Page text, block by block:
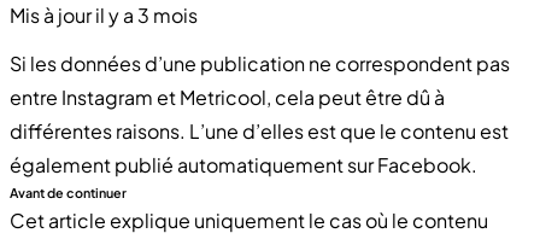
Mis à jour il y a 3 mois
Si les données d’une publication ne correspondent pas
entre Instagram et Metricool, cela peut être dû à
différentes raisons. L’une d’elles est que le contenu est
également publié automatiquement sur Facebook.
Avant de continuer
Cet article explique uniquement le cas où le contenu